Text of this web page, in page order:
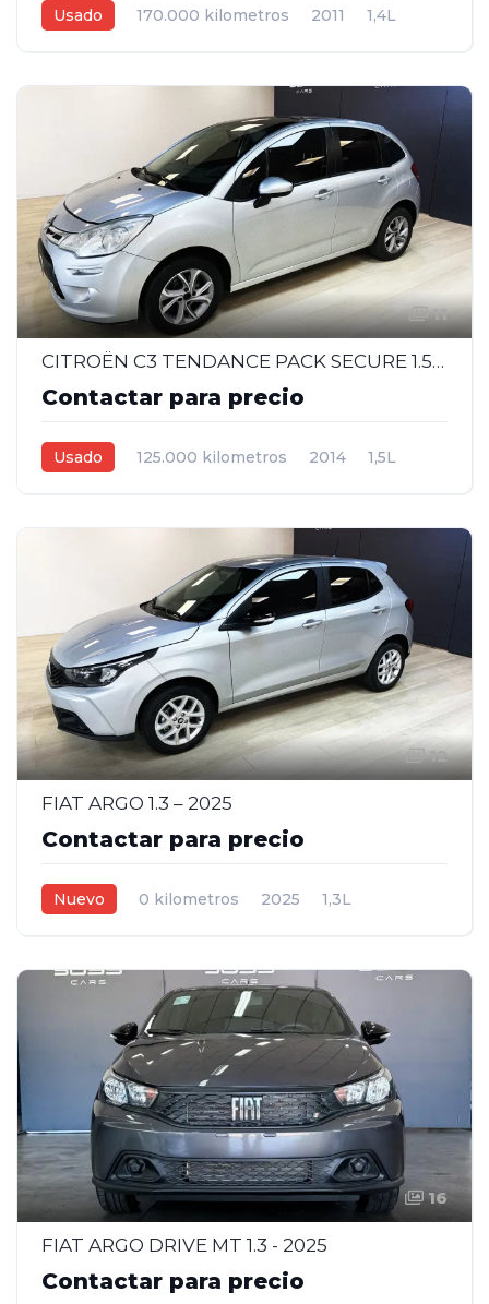
Usado 170.000 kilometros 2011
1,4L
11
CITROËN C3 TENDANCE PACK SECURE 1.5 – 2014
Contactar para precio
Usado 125.000 kilometros 2014
1,5L
12
FIAT ARGO 1.3 – 2025
Contactar para precio
Nuevo 0 kilometros 2025
1,3L
16
FIAT ARGO DRIVE MT 1.3 - 2025
Contactar para precio